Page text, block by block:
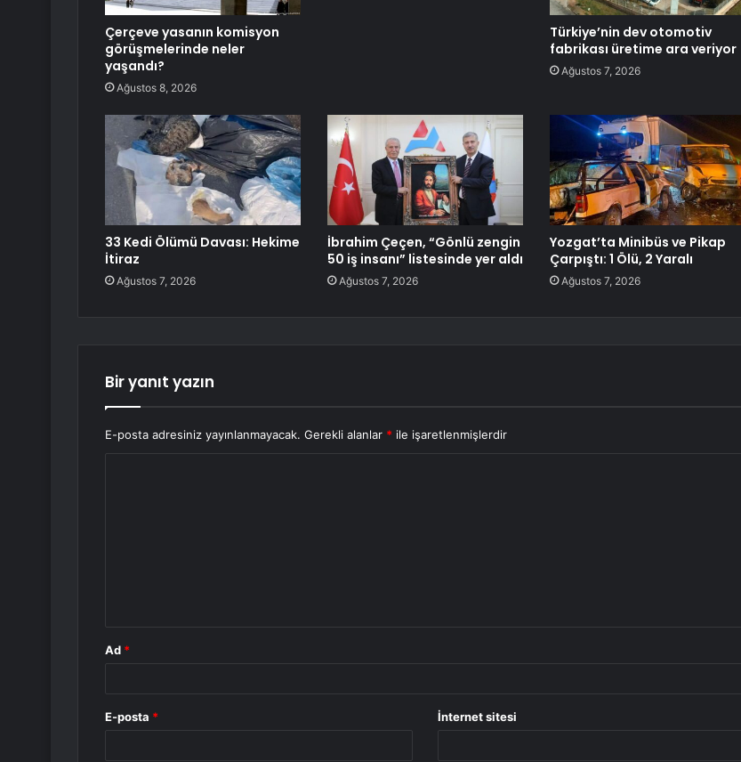
Çerçeve yasanın komisyon
görüşmelerinde neler
yaşandı?
Ağustos 8, 2026
Türkiye’nin dev otomotiv
fabrikası üretime ara veriyor
Ağustos 7, 2026
33 Kedi Ölümü Davası: Hekime
İtiraz
Ağustos 7, 2026
İbrahim Çeçen, “Gönlü zengin
50 iş insanı” listesinde yer aldı
Ağustos 7, 2026
Yozgat’ta Minibüs ve Pikap
Çarpıştı: 1 Ölü, 2 Yaralı
Ağustos 7, 2026
Bir yanıt yazın
E-posta adresiniz yayınlanmayacak. Gerekli alanlar * ile işaretlenmişlerdir
Ad *
E-posta * İnternet sitesi